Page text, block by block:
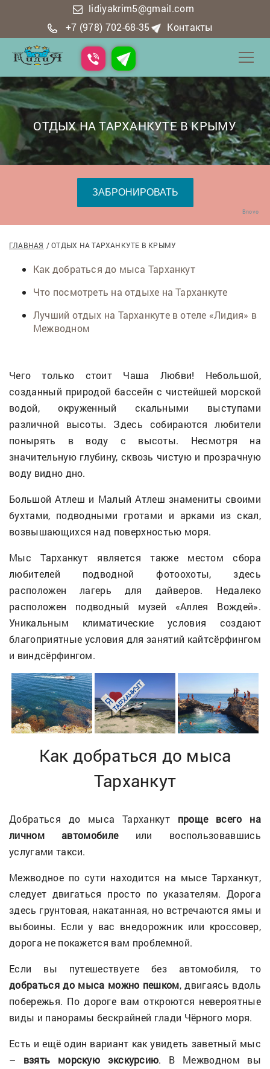
lidiyakrim5@gmail.com
+7 (978) 702-68-35
Контакты
ОТДЫХ НА ТАРХАНКУТЕ В КРЫМУ
Bnovo
ГЛАВНАЯ ОТДЫХ НА ТАРХАНКУТЕ В КРЫМУ
Как добраться до мыса Тарханкут
Что посмотреть на отдыхе на Тарханкуте
Лучший отдых на Тарханкуте в отеле «Лидия» в
Межводном
Чего только стоит Чаша Любви! Небольшой,
созданный природой бассейн с чистейшей морской
водой, окруженный скальными выступами
различной высоты. Здесь собираются любители
понырять в воду с высоты. Несмотря на
значительную глубину, сквозь чистую и прозрачную
воду видно дно.
Большой Атлеш и Малый Атлеш знамениты своими
бухтами, подводными гротами и арками из скал,
возвышающихся над поверхностью моря.
Мыс Тарханкут является также местом сбора
любителей подводной фотоохоты, здесь
расположен лагерь для дайверов. Недалеко
расположен подводный музей «Аллея Вождей».
Уникальным климатические условия создают
благоприятные условия для занятий кайтсёрфингом
и виндсёрфингом.
Как добраться до мыса
Тарханкут
Добраться до мыса Тарханкут проще всего на
личном автомобилеили воспользовавшись
услугами такси.
Межводное по сути находится на мысе Тарханкут,
следует двигаться просто по указателям. Дорога
здесь грунтовая, накатанная, но встречаются ямы и
выбоины. Если у вас внедорожник или кроссовер,
дорога не покажется вам проблемной.
Если вы путешествуете без автомобиля, то
добраться до мыса можно пешком, двигаясь вдоль
побережья. По дороге вам откроются невероятные
виды и панорамы бескрайней глади Чёрного моря.
Есть и ещё один вариант как увидеть заветный мыс
– взять морскую экскурсию. В Межводном вы